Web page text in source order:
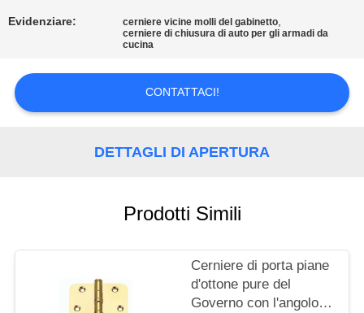
RICHIEDA
CITAZIONE
Evidenziare: cerniere vicine molli del gabinetto,
cerniere di chiusura di auto per gli armadi da
cucina
CONTATTACI!
DETTAGLI DI APERTURA
Prodotti Simili
Cerniere di porta piane
d'ottone pure del
Governo con l'angolo